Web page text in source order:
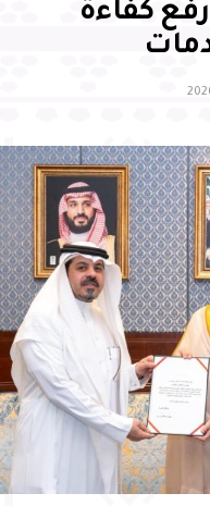
والمستقبل في
يُقدم عددًا من
33
كفاءة